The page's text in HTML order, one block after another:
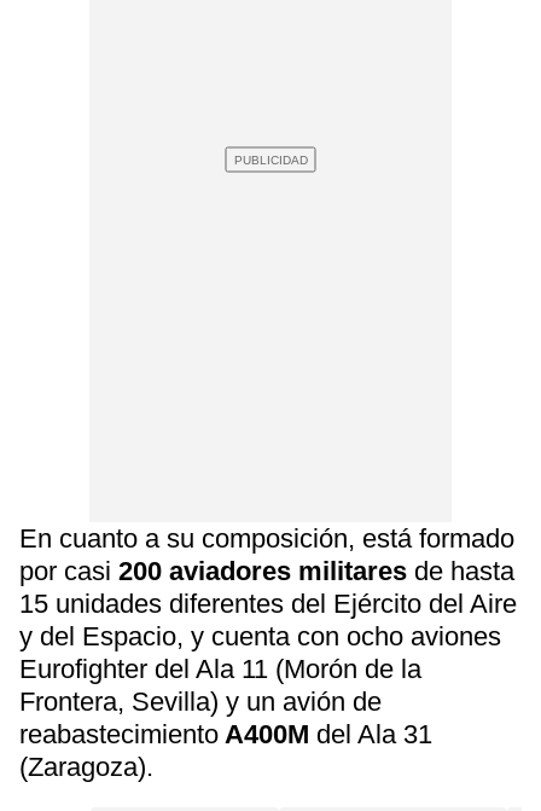
En cuanto a su composición, está formado
por casi 200 aviadores militares de hasta
15 unidades diferentes del Ejército del Aire
y del Espacio, y cuenta con ocho aviones
Eurofighter del Ala 11 (Morón de la
Frontera, Sevilla) y un avión de
reabastecimiento A400M del Ala 31
(Zaragoza).